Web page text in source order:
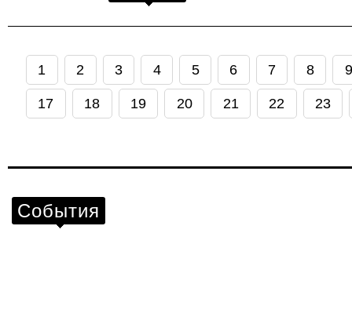
1 2 3 4 5 6 7 8 9
17 18 19 20 21 22 23
События